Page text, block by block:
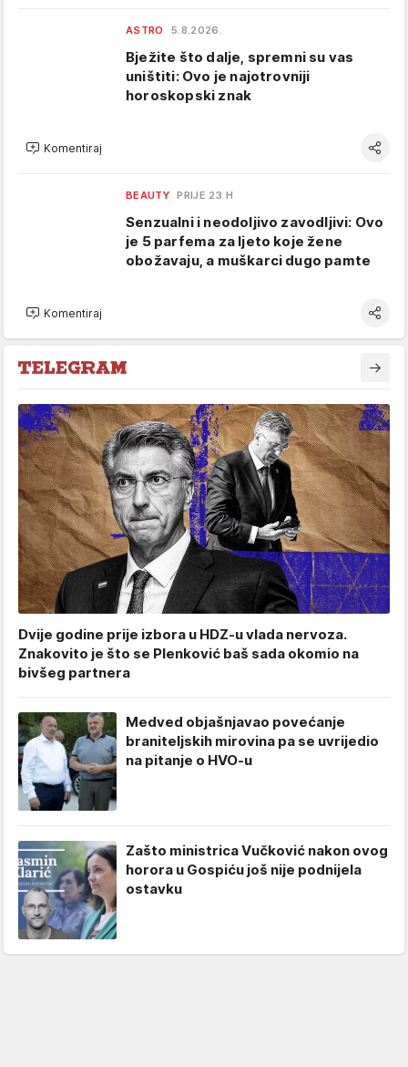
ASTRO 5.8.2026.
Bježite što dalje, spremni su vas
uništiti: Ovo je najotrovniji
horoskopski znak
Komentiraj
BEAUTY PRIJE 23 H
Senzualni i neodoljivo zavodljivi: Ovo
je 5 parfema za ljeto koje žene
obožavaju, a muškarci dugo pamte
Komentiraj
Dvije godine prije izbora u HDZ-u vlada nervoza.
Znakovito je što se Plenković baš sada okomio na
bivšeg partnera
Medved objašnjavao povećanje
braniteljskih mirovina pa se uvrijedio
na pitanje o HVO-u
Zašto ministrica Vučković nakon ovog
horora u Gospiću još nije podnijela
ostavku